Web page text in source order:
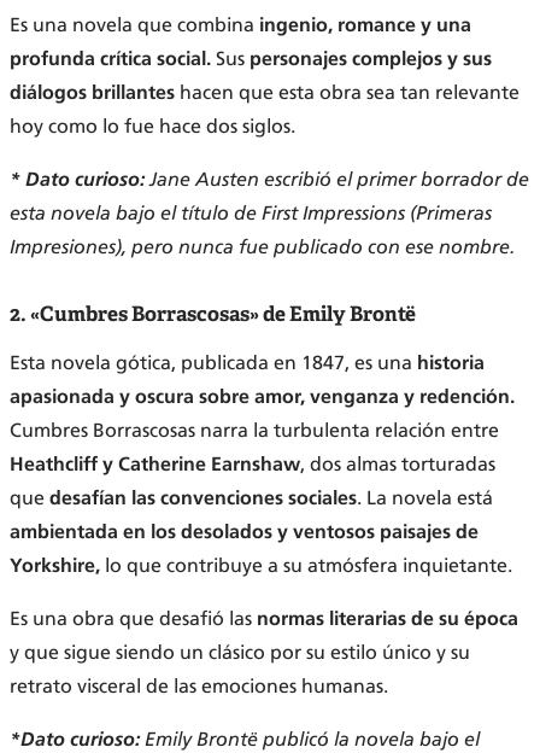
Es una novela que combina ingenio, romance y una
profunda crítica social. Sus personajes complejos y sus
diálogos brillantes hacen que esta obra sea tan relevante
hoy como lo fue hace dos siglos.
* Dato curioso:Jane Austen escribió el primer borrador de
esta novela bajo el título de First Impressions (Primeras
Impresiones), pero nunca fue publicado con ese nombre.
2. «Cumbres Borrascosas» de Emily Brontë
Esta novela gótica, publicada en 1847, es una historia
apasionada y oscura sobre amor, venganza y redención.
Cumbres Borrascosas narra la turbulenta relación entre
Heathcliff y Catherine Earnshaw, dos almas torturadas
que desafían las convenciones sociales. La novela está
ambientada en los desolados y ventosos paisajes de
Yorkshire, lo que contribuye a su atmósfera inquietante.
Es una obra que desafió las normas literarias de su época
y que sigue siendo un clásico por su estilo único y su
retrato visceral de las emociones humanas.
*Dato curioso:Emily Brontë publicó la novela bajo el